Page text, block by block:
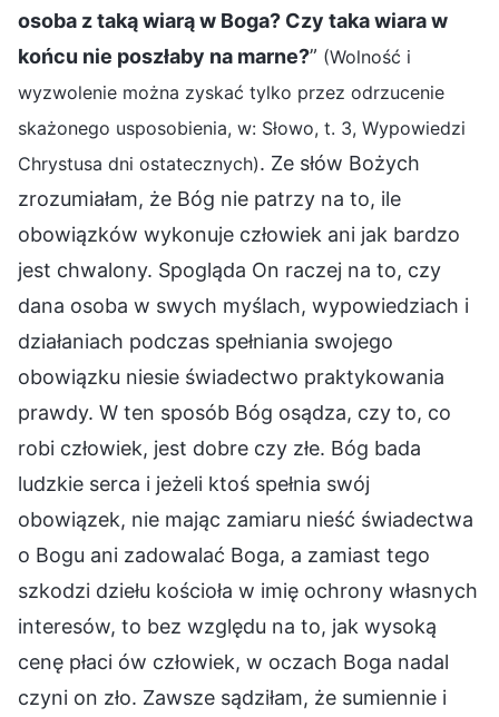
osoba z taką wiarą w Boga? Czy taka wiara w
końcu nie poszłaby na marne?” (Wolność i
wyzwolenie można zyskać tylko przez odrzucenie
skażonego usposobienia, w: Słowo, t. 3, Wypowiedzi
Chrystusa dni ostatecznych). Ze słów Bożych
zrozumiałam, że Bóg nie patrzy na to, ile
obowiązków wykonuje człowiek ani jak bardzo
jest chwalony. Spogląda On raczej na to, czy
dana osoba w swych myślach, wypowiedziach i
działaniach podczas spełniania swojego
obowiązku niesie świadectwo praktykowania
prawdy. W ten sposób Bóg osądza, czy to, co
robi człowiek, jest dobre czy złe. Bóg bada
ludzkie serca i jeżeli ktoś spełnia swój
obowiązek, nie mając zamiaru nieść świadectwa
o Bogu ani zadowalać Boga, a zamiast tego
szkodzi dziełu kościoła w imię ochrony własnych
interesów, to bez względu na to, jak wysoką
cenę płaci ów człowiek, w oczach Boga nadal
czyni on zło. Zawsze sądziłam, że sumiennie i